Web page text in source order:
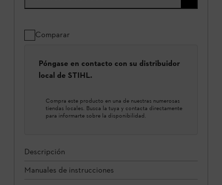
Comparar
Póngase en contacto con su distribuidor
local de STIHL.
Compra este producto en una de nuestras numerosas
tiendas locales. Busca la tuya y contacta directamente
para informarte sobre la disponibilidad.
Descripción
Manuales de instrucciones